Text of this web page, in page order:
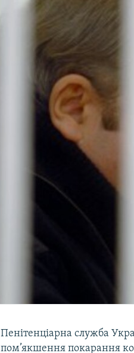
Пенітенціарна служба
пом’якшення покарання